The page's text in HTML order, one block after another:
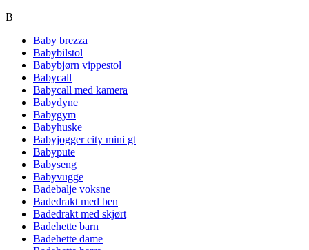
B
Baby brezza
Babybilstol
Babybjørn vippestol
Babycall
Babycall med kamera
Babydyne
Babygym
Babyhuske
Babyjogger city mini gt
Babypute
Babyseng
Babyvugge
Badebalje voksne
Badedrakt med ben
Badedrakt med skjørt
Badehette barn
Badehette dame